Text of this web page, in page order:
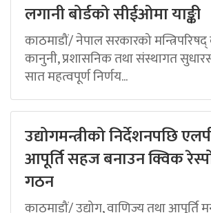
लगानी बोर्डको सीईओमा याङ्की
काठमाडौं/ नेपाल सरकारको
कानुनी, प्रशासनिक तथा संस्थागत
सात महत्वपूर्ण निर्णय...
उद्योगमन्त्रीको निर्देशनपछि
आपूर्ति सहज बनाउन क्विक
गठन
काठमाडौं/ उद्योग, वाणिज्य तथा आपूर्ति